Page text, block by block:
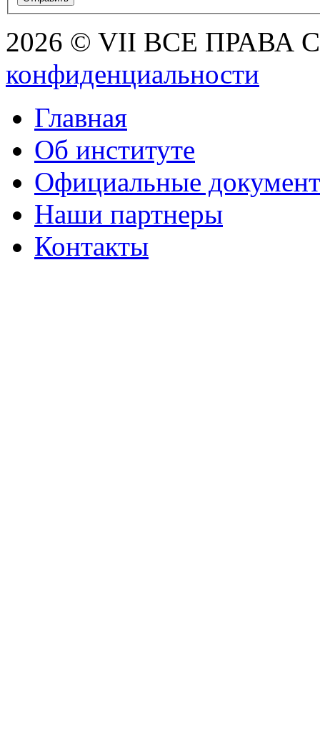
2026 © VII ВСЕ ПРАВА
конфиденциальности
Главная
Об институте
Официальные
Наши партнеры
Контакты